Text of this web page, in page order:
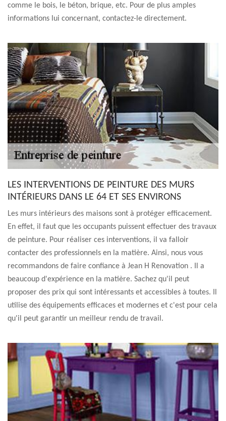
comme le bois, le béton, brique, etc. Pour de plus amples
informations lui concernant, contactez-le directement.
LES INTERVENTIONS DE PEINTURE DES MURS
INTÉRIEURS DANS LE 64 ET SES ENVIRONS
Les murs intérieurs des maisons sont à protéger efficacement.
En effet, il faut que les occupants puissent effectuer des travaux
de peinture. Pour réaliser ces interventions, il va falloir
contacter des professionnels en la matière. Ainsi, nous vous
recommandons de faire confiance à Jean H Renovation . Il a
beaucoup d'expérience en la matière. Sachez qu'il peut
proposer des prix qui sont intéressants et accessibles à toutes. Il
utilise des équipements efficaces et modernes et c'est pour cela
qu'il peut garantir un meilleur rendu de travail.